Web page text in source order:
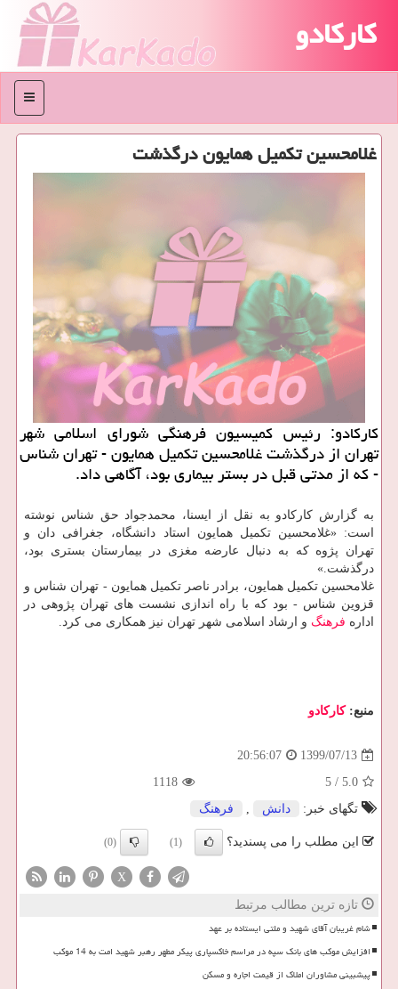
کارکادو
منو
غلامحسین تكمیل همایون درگذشت
كاركادو: رئیس كمیسیون فرهنگی شورای اسلامی شهر
تهران از درگذشت غلامحسین تكمیل همایون - تهران شناس
- كه از مدتی قبل در بستر بیماری بود، آگاهی داد.
به گزارش کارکادو به نقل از ایسنا، محمدجواد حق شناس نوشته
است: «غلامحسین تکمیل همایون استاد دانشگاه، جغرافی دان و
تهران پژوه که به دنبال عارضه مغزی در بیمارستان بستری بود،
درگذشت.»
غلامحسین تکمیل همایون، برادر ناصر تکمیل همایون - تهران شناس و
قزوین شناس - بود که با راه اندازی نشست های تهران پژوهی در
اداره فرهنگ و ارشاد اسلامی شهر تهران نیز همکاری می کرد.
منبع:كاركادو
1399/07/13
20:56:07
5.0
/
5
1118
تگهای خبر:
دانش , فرهنگ
این مطلب را می پسندید؟ (1)
(0)
X
تازه ترین مطالب مرتبط
شام غریبان آقای شهید و ملتی ایستاده بر عهد
افزایش موکب های بانک سپه در مراسم خاکسپاری پیکر مطهر رهبر شهید امت به 14 موکب
پیشبینی مشاوران املاک از قیمت اجاره و مسکن